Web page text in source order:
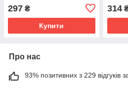
297 ₴
Купити
314
Про нас
93% позитивних з 229 відгуків